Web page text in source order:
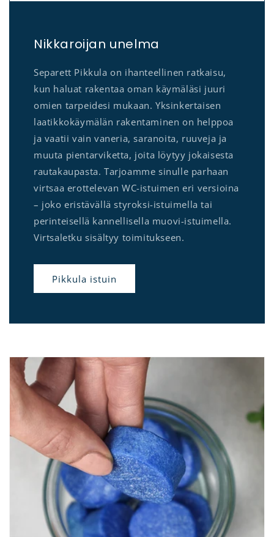
Nikkaroijan unelma
Separett Pikkula on ihanteellinen ratkaisu,
kun haluat rakentaa oman käymäläsi juuri
omien tarpeidesi mukaan. Yksinkertaisen
laatikkokäymälän rakentaminen on helppoa
ja vaatii vain vaneria, saranoita, ruuveja ja
muuta pientarviketta, joita löytyy jokaisesta
rautakaupasta. Tarjoamme sinulle parhaan
virtsaa erottelevan WC-istuimen eri versioina
– joko eristävällä styroksi-istuimella tai
perinteisellä kannellisella muovi-istuimella.
Virtsaletku sisältyy toimitukseen.
Pikkula istuin